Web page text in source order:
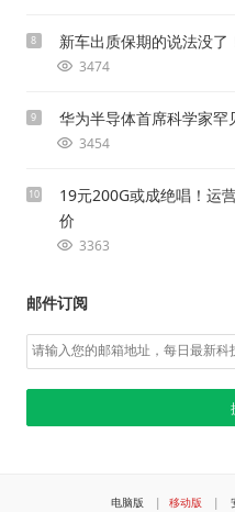
8 新车出质保期的说法没
3474
9 华为半导体首席科学家
3454
10
19元200G或成绝唱！运
价
3363
邮件订阅
电脑版 | 移动版 |